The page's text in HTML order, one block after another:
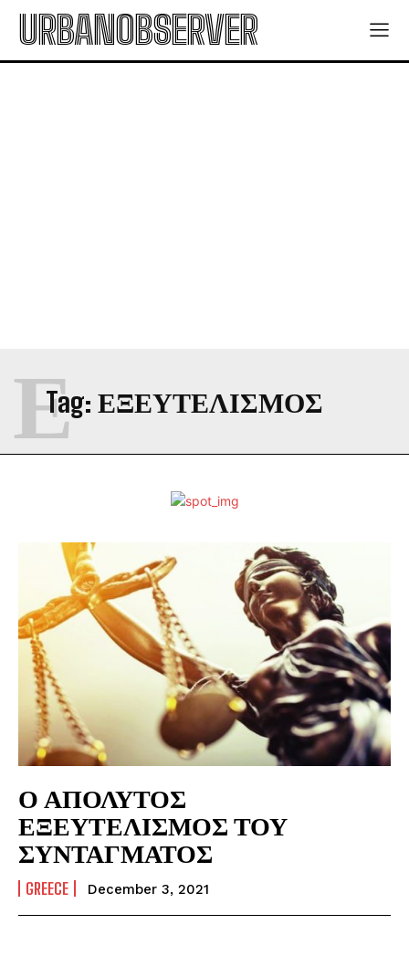
URBANOBSERVER
Tag: ΕΞΕΥΤΕΛΙΣΜΟΣ
Ε
Ο ΑΠΟΛΥΤΟΣ
ΕΞΕΥΤΕΛΙΣΜΟΣ ΤΟΥ
ΣΥΝΤΑΓΜΑΤΟΣ
GREECE December 3, 2021